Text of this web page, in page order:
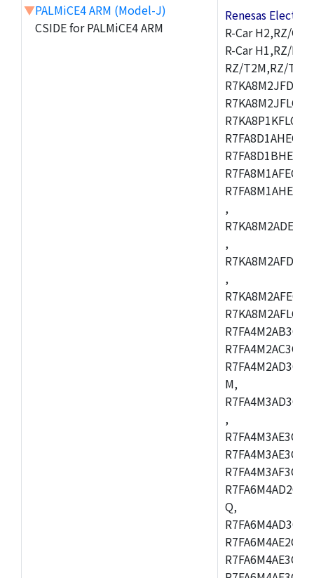
▼PALMiCE4 ARM (Model-J)
CSIDE for PALMiCE4 ARM
Renesas
R-Car H2,RZ/
R-Car H1,RZ/
RZ/T2M,RZ/
,
,
,
M,
,
Q,